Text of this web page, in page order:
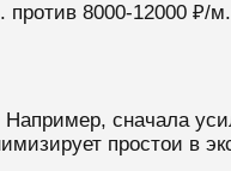
против 8000-12000
сначала
простои в